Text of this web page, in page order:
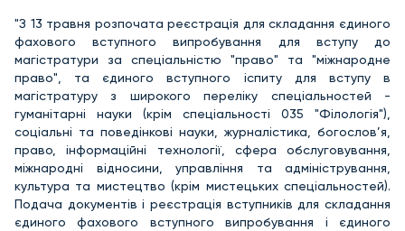
"З 13 травня розпочата реєстрація для складання єдиного
фахового вступного випробування для вступу до
магістратури за спеціальністю "право" та "міжнародне
право", та єдиного вступного іспиту для вступу в
магістратуру з широкого переліку спеціальностей -
гуманітарні науки (крім спеціальності 035 "Філологія"),
соціальні та поведінкові науки, журналістика, богослов’я,
право, інформаційні технології, сфера обслуговування,
міжнародні відносини, управління та адміністрування,
культура та мистецтво (крім мистецьких спеціальностей).
Подача документів і реєстрація вступників для складання
єдиного фахового вступного випробування і єдиного